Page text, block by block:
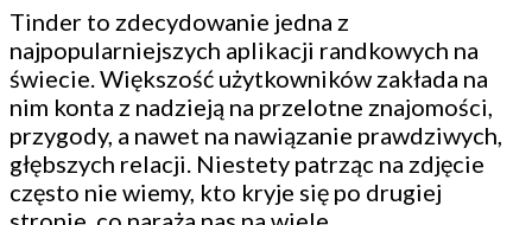
Tinder to zdecydowanie jedna z
najpopularniejszych aplikacji randkowych na
świecie. Większość użytkowników zakłada na
nim konta z nadzieją na przelotne znajomości,
przygody, a nawet na nawiązanie prawdziwych,
głębszych relacji. Niestety patrząc na zdjęcie
często nie wiemy, kto kryje się po drugiej